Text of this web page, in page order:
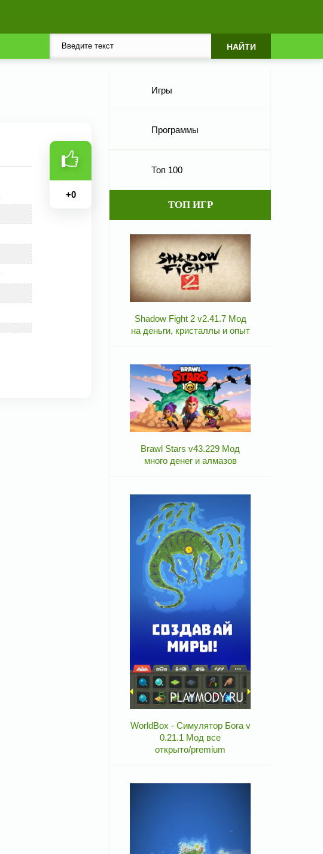
+0
Игры
Программы
Топ 100
ТОП ИГР
Shadow Fight 2 v2.41.7 Мод
на деньги, кристаллы и опыт
Brawl Stars v43.229 Мод
много денег и алмазов
WorldBox - Симулятор Бога v
0.21.1 Мод все
открыто/premium